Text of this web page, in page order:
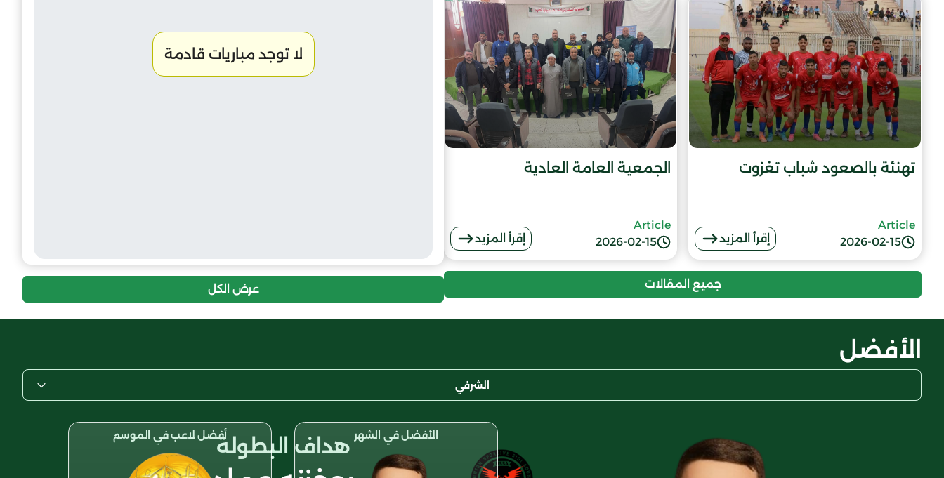
تهنئة بالصعود شباب تغزوت
2026-02-15
Article
إقرأ المزيد
الجمعية العامة العادية
2026-02-15
Article
إقرأ المزيد
جميع المقالات
لا توجد مباريات قادمة
عرض الكل
الأفضل
الشرفي
هداف البطولة الأفضل في الشهر أفضل لاعب في الموسم